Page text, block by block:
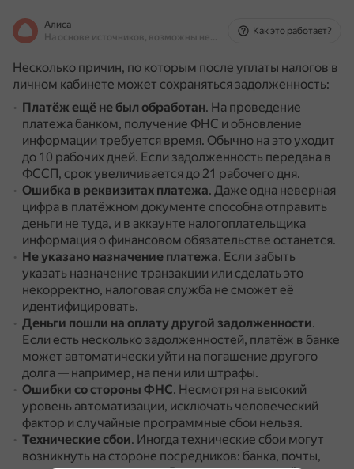
Алиса
На основе источников, возможны неточности
Как это работает?
Несколько причин, по которым после уплаты налогов в
личном кабинете может сохраняться задолженность:
Платёж ещё не был обработан. На проведение
платежа банком, получение ФНС и обновление
информации требуется время. Обычно на это уходит
до 10 рабочих дней. Если задолженность передана в
ФССП, срок увеличивается до 21 рабочего дня.
Ошибка в реквизитах платежа. Даже одна неверная
цифра в платёжном документе способна отправить
деньги не туда, и в аккаунте налогоплательщика
информация о финансовом обязательстве останется.
Не указано назначение платежа. Если забыть
указать назначение транзакции или сделать это
некорректно, налоговая служба не сможет её
идентифицировать.
Деньги пошли на оплату другой задолженности.
Если есть несколько задолженностей, платёж в банке
может автоматически уйти на погашение другого
долга — например, на пени или штрафы.
Ошибки со стороны ФНС. Несмотря на высокий
уровень автоматизации, исключать человеческий
фактор и случайные программные сбои нельзя.
Технические сбои. Иногда технические сбои могут
возникнуть на стороне посредников: банка, почты,